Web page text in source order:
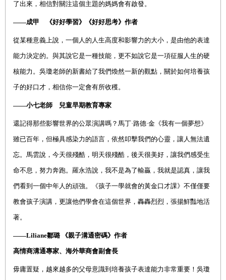
了出來，相信對關注這個主題的媽媽會有啟發。
——成甲 《好好學習》《好好思考》作者
從某種意義上說，一個人的人生高度和影響力的大小，是由他的表達
能力決定的。與其說它是一種技能，更不如說它是一項征服人生的硬
核能力。吳瓊老師的新書給了我們煥然一新的觀點，關於如何培養孩
子的好口才，相信你一定會有所收穫。
——小七老師 兒童早期教育專家
還記得那些影響世界的公眾演講嗎？馬丁·路德·金《我有一個夢想》
雖已百年，但極具感染力的語言，依然叩擊我們的心靈，讓人無法遺
忘。馬雲說，今天很殘酷，明天很殘酷，後天很美好，讓我們感受生
命不息，努力奔跑。羅永浩說，我不是為了輸贏，我就是認真，讓我
們看到一個中年人的頑強。《孩子一學就會的黃金口才課》不僅僅要
教會孩子演講，更讓他們學會在這個世界，轟轟烈烈，張揚鮮豔地活
著。
——Liliane鄒璐 《親子溝通密碼》作者
高情商溝通專家、海外華商會副會長
毋庸置疑，越來越多的父母意識到培養孩子表達能力非常重要！吳瓊